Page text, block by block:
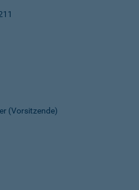
(Vorsitzende)